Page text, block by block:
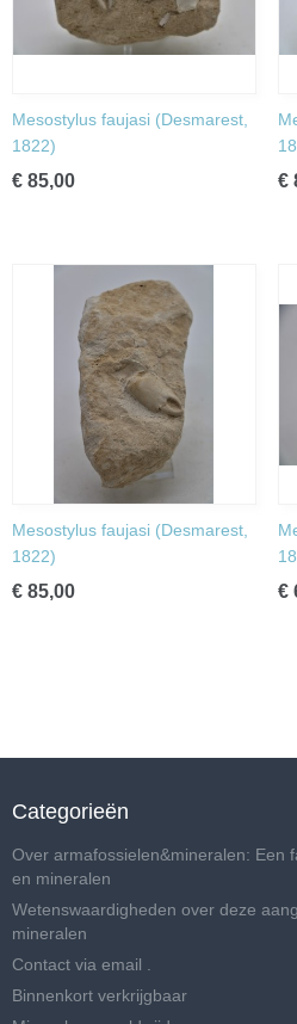
Mesostylus faujasi (Desmarest,
1822)
€ 85,00 €
Mesostylus faujasi (Desmarest,
1822)
€ 85,00 €
Categorieën
Over armafossielen&mineralen: Een
en mineralen
Wetenswaardigheden over deze
mineralen
Contact via email .
Binnenkort verkrijgbaar